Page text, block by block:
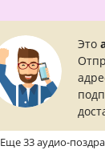
Это
Еще 33 аудио-